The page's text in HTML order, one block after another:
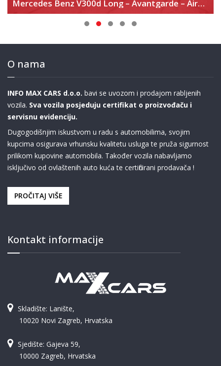
Mercedes Benz V300d Long – Avantgarde – Airmatic
O nama
INFO MAX CARS d.o.o. bavi se uvozom i prodajom rabljenih
vozila. Sva vozila posjeduju certifikat o proizvođaču i
servisnu evidenciju.
Dugogodišnjim iskustvom u radu s automobilima, svojim
kupcima osigurava vrhunsku kvalitetu usluga te pruža sigurnost
prilikom kupovine automobila. Također vozila nabavljamo
isključivo od ovlaštenih auto kuća te certificirani prodavača !
PROČITAJ VIŠE
Kontakt informacije
Skladište: Lanište,
10020 Novi Zagreb, Hrvatska
Sjedište: Gajeva 59,
10000 Zagreb, Hrvatska